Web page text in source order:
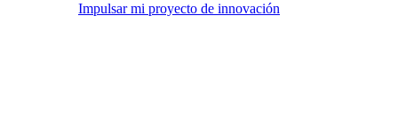
Impulsar mi proyecto de innovación